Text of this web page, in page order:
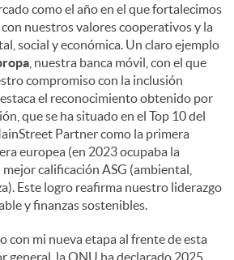
como el año en el que fortalecimos
nuestros valores cooperativos y la
social y económica. Un claro ejemplo
, nuestra banca móvil, con el que
compromiso con la inclusión
el reconocimiento obtenido por
que se ha situado en el Top 10 del
Partner como la primera
europea (en 2023 ocupaba la
calificación ASG (ambiental,
Este logro reafirma nuestro liderazgo
y finanzas sostenibles.
con mi nueva etapa al frente de esta
general, la ONU ha declarado 2025